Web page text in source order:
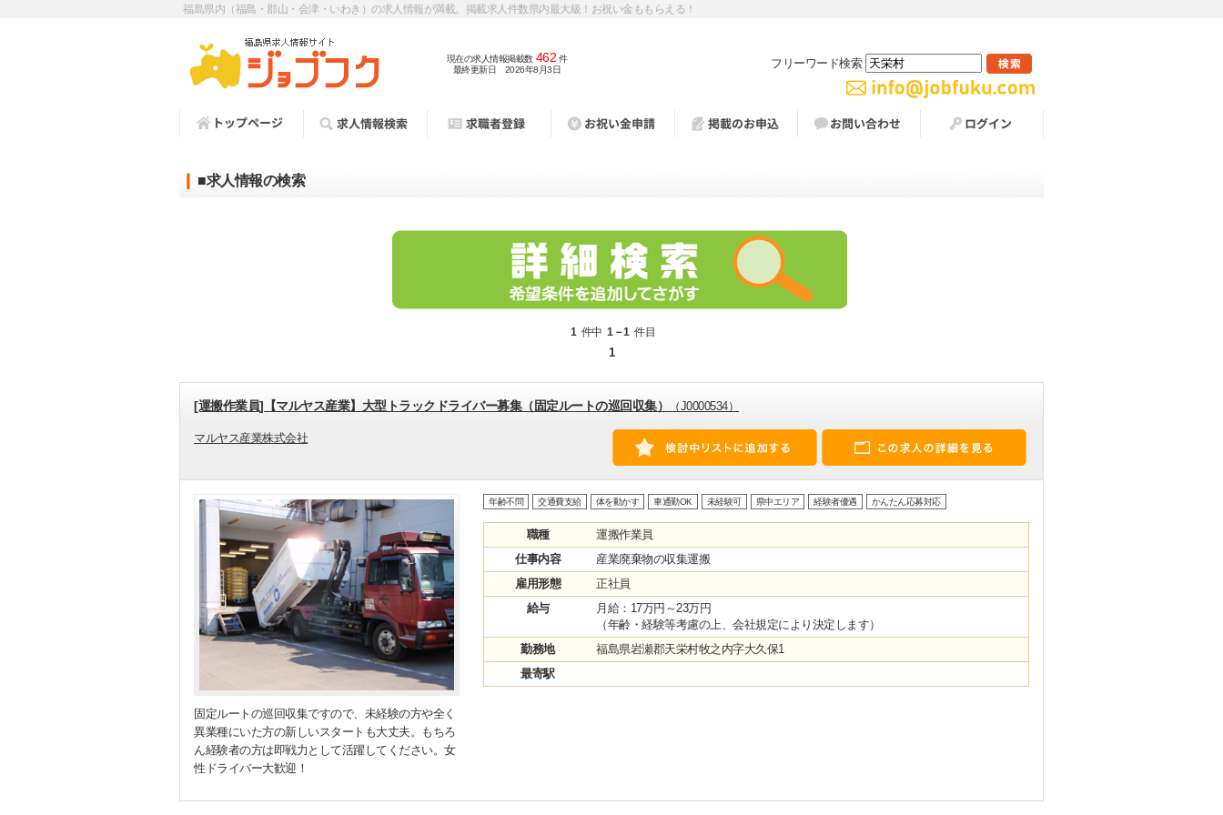
福島県内（福島・郡山・会津・いわき）の求人情報が満載。掲載求人件数県内最大級！お祝い金ももらえる！
現在の求人情報掲載数 462 件
最終更新日 2026年8月3日
フリーワード検索
■求人情報の検索
1 件中 1－1 件目
1
[運搬作業員]【マルヤス産業】大型トラックドライバー募集（固定ルートの巡回収集） （J0000534）
マルヤス産業株式会社
固定ルートの巡回収集ですので、未経験の方や全く
異業種にいた方の新しいスタートも大丈夫。もちろ
ん経験者の方は即戦力として活躍してください。女
性ドライバー大歓迎！
年齢不問 交通費支給 体を動かす 車通勤OK 未経験可 県中エリア 経験者優遇 かんたん応募対応
職種
運搬作業員
仕事内容
産業廃棄物の収集運搬
雇用形態
正社員
給与
月給：17万円～23万円
（年齢・経験等考慮の上、会社規定により決定します）
勤務地
福島県岩瀬郡天栄村牧之内字大久保1
最寄駅